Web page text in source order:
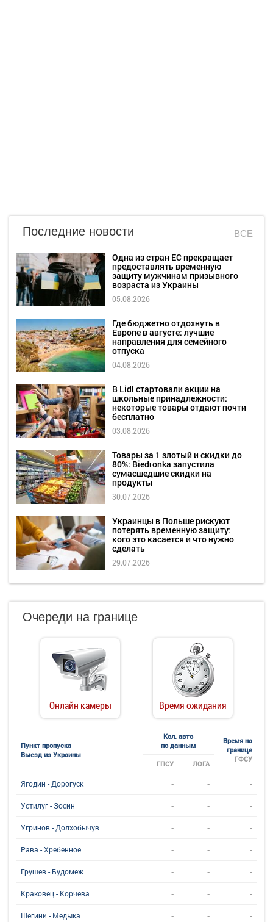
Последние новости ВСЕ
Одна из стран ЕС прекращает
предоставлять временную
защиту мужчинам призывного
возраста из Украины
05.08.2026
Где бюджетно отдохнуть в
Европе в августе: лучшие
направления для семейного
отпуска
04.08.2026
В Lidl стартовали акции на
школьные принадлежности:
некоторые товары отдают почти
бесплатно
03.08.2026
Товары за 1 злотый и скидки до
80%: Biedronka запустила
сумасшедшие скидки на
продукты
30.07.2026
Украинцы в Польше рискуют
потерять временную защиту:
кого это касается и что нужно
сделать
29.07.2026
Очереди на границе
Онлайн камеры Время ожидания
Пункт пропуска
Выезд из Украины
Кол. авто
по данным
Время на
границе
ГФСУ
ГПСУ ЛОГА
Ягодин - Дорогуск - - -
Устилуг - Зосин - - -
Угринов - Долхобычув - - -
Рава - Хребенное - - -
Грушев - Будомеж - - -
Краковец - Корчева - - -
Шегини - Медыка - - -